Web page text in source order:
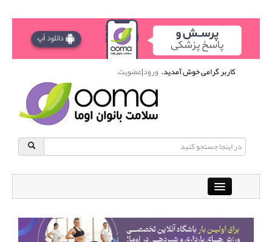
کاربر گرامی خوش آمدید.ورود|عضویت
باشگاه آنلاین ورزشی اوما